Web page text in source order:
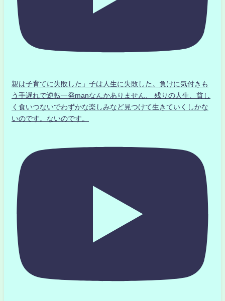
親は子育てに失敗した」子は人生に失敗した。負けに気付きも
う手遅れで逆転一発manなんかありません、 残りの人生、貧し
く食いつないでわずかな楽しみなど見つけて生きていくしかな
いのです。ないのです。